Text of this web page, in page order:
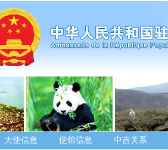
大使信息 使馆信息 中吉关系